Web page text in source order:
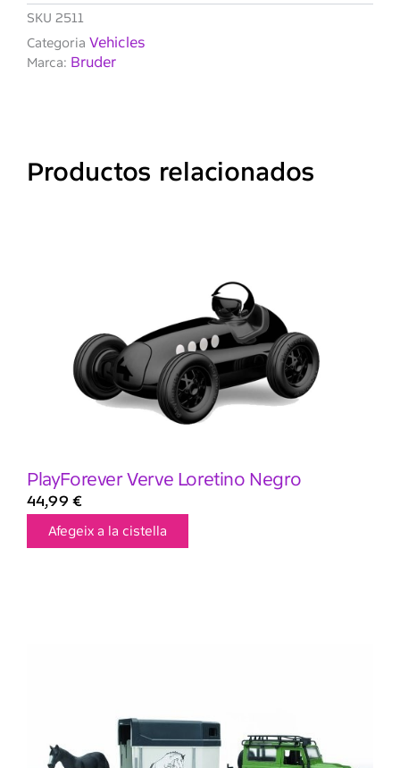
SKU 2511
Categoria Vehicles
Marca: Bruder
Productos relacionados
PlayForever Verve Loretino Negro
44,99 €
Afegeix a la cistella